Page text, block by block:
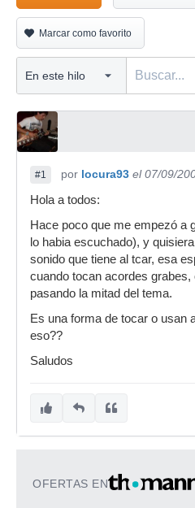
Marcar como favorito
#1 por locura93 el 07/09/
Hola a todos:
Hace poco que me empezó a
lo habia escuchado), y
sonido que tiene al tcar, esa
cuando tocan acordes
pasando la mitad del tema.
Es una forma de tocar o usan
eso??
Saludos
OFERTAS EN